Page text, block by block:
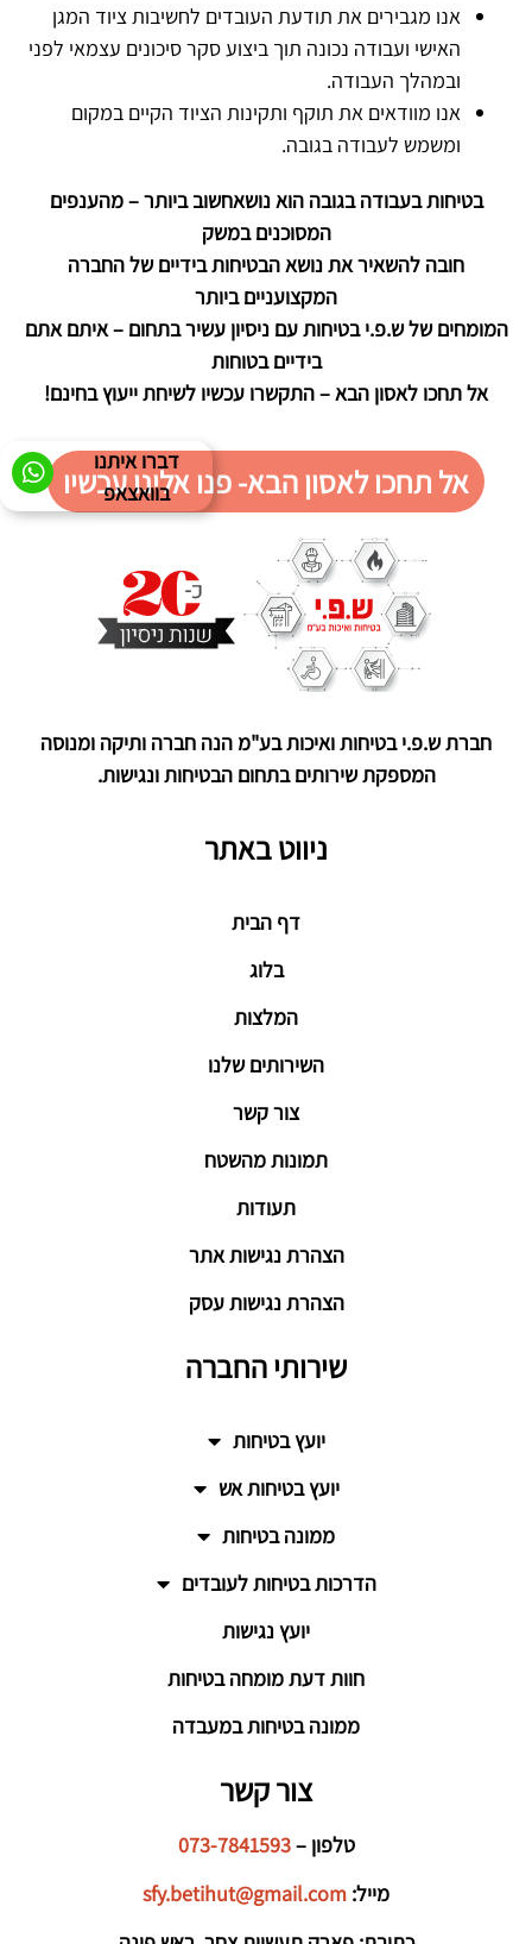
אנו מגבירים את תודעת העובדים לחשיבות ציוד המגן
האישי ועבודה נכונה תוך ביצוע סקר סיכונים עצמאי לפני
ובמהלך העבודה.
אנו מוודאים את תוקף ותקינות הציוד הקיים במקום
ומשמש לעבודה בגובה.
בטיחות בעבודה בגובה הוא נושאחשוב ביותר – מהענפים
המסוכנים במשק
חובה להשאיר את נושא הבטיחות בידיים של החברה
המקצועניים ביותר
המומחים של ש.פ.י בטיחות עם ניסיון עשיר בתחום – איתם אתם
בידיים בטוחות
אל תחכו לאסון הבא – התקשרו עכשיו לשיחת ייעוץ בחינם!
אל תחכו לאסון הבא- פנו אלינו עכשיו
דברו איתנו
בוואצאפ
חברת ש.פ.י בטיחות ואיכות בע"מ הנה חברה ותיקה ומנוסה
המספקת שירותים בתחום הבטיחות ונגישות.
ניווט באתר
דף הבית
בלוג
המלצות
השירותים שלנו
צור קשר
תמונות מהשטח
תעודות
הצהרת נגישות אתר
הצהרת נגישות עסק
שירותי החברה
יועץ בטיחות
יועץ בטיחות אש
ממונה בטיחות
הדרכות בטיחות לעובדים
יועץ נגישות
חוות דעת מומחה בטיחות
ממונה בטיחות במעבדה
צור קשר
טלפון –073-7841593
מייל: sfy.betihut@gmail.com